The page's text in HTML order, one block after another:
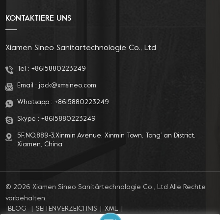
Bidet mit
für runde Toilette,
zu Hause.
einfachen Bedienung,
KONTAKTIERE UNS
Xiamen Sineo Sanitärtechnologie Co., Ltd
Tel : +8615880223249
Email : jack@xmsineo.com
Whatsapp : +8615880223249
Skype : +8615880223249
5F,NO.889-3,Xinmin Avenue, Xinmin Town, Tong’ an District,
Xiamen, China
© 2026 Xiamen Sineo Sanitärtechnologie Co., Ltd Alle Rechte
vorbehalten.
BLOG
SEITENVERZEICHNIS XML